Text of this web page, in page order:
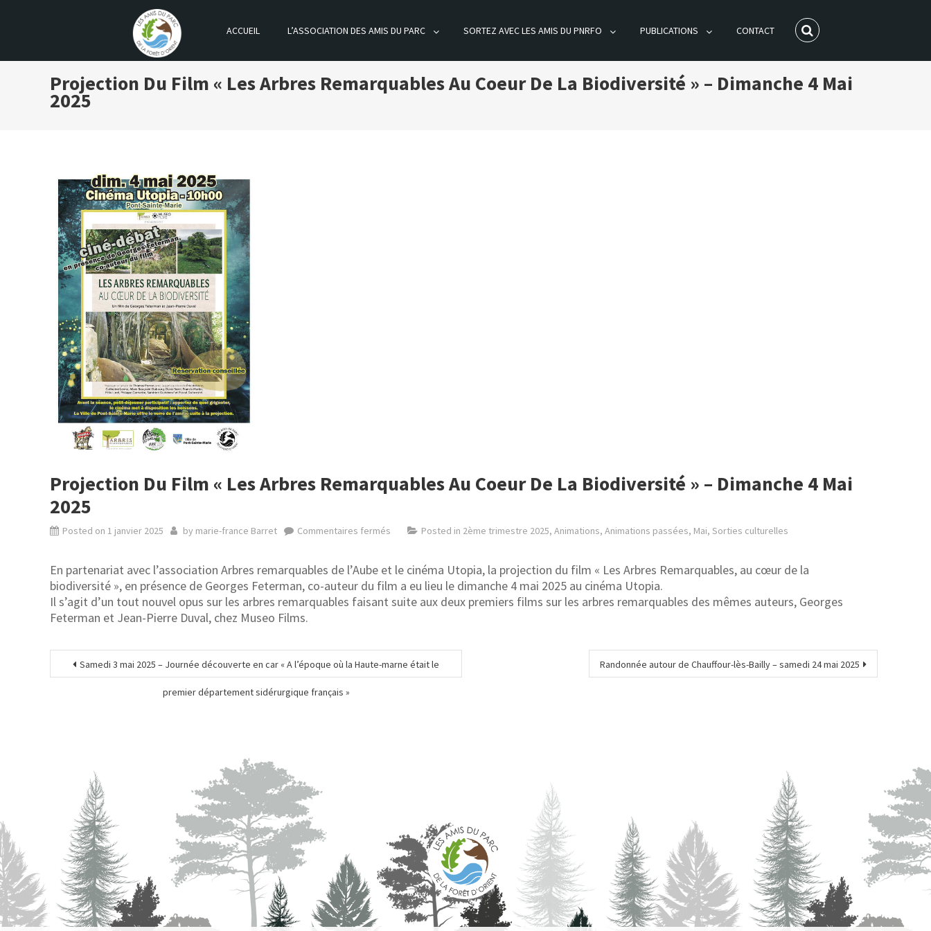
LES AMIS DU PARC DE LA FORÊT D'ORIENT
ACCUEIL L’ASSOCIATION DES AMIS DU PARC SORTEZ AVEC LES AMIS DU PNRFO PUBLICATIONS CONTACT
Projection Du Film « Les Arbres Remarquables Au Coeur De La Biodiversité » – Dimanche 4 Mai
2025
Projection Du Film « Les Arbres Remarquables Au Coeur De La Biodiversité » – Dimanche 4 Mai
2025
Posted on 1 janvier 2025 by marie-france Barret Commentaires fermés Posted in 2ème trimestre 2025, Animations, Animations passées, Mai, Sorties culturelles
En partenariat avec l’association Arbres remarquables de l’Aube et le cinéma Utopia, la projection du film « Les Arbres Remarquables, au cœur de la
biodiversité », en présence de Georges Feterman, co-auteur du film a eu lieu le dimanche 4 mai 2025 au cinéma Utopia.
Il s’agit d’un tout nouvel opus sur les arbres remarquables faisant suite aux deux premiers films sur les arbres remarquables des mêmes auteurs, Georges
Feterman et Jean-Pierre Duval, chez Museo Films.
Samedi 3 mai 2025 – Journée découverte en car « A l’époque où la Haute-marne était le
premier département sidérurgique français »
Randonnée autour de Chauffour-lès-Bailly – samedi 24 mai 2025